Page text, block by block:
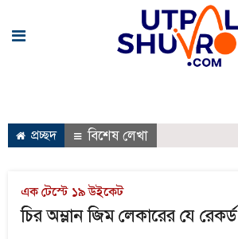
প্রচ্ছদ বিশেষ লেখা
এক টেস্টে ১৯ উইকেট
চির অম্লান জিম লেকারের যে রেকর্ড